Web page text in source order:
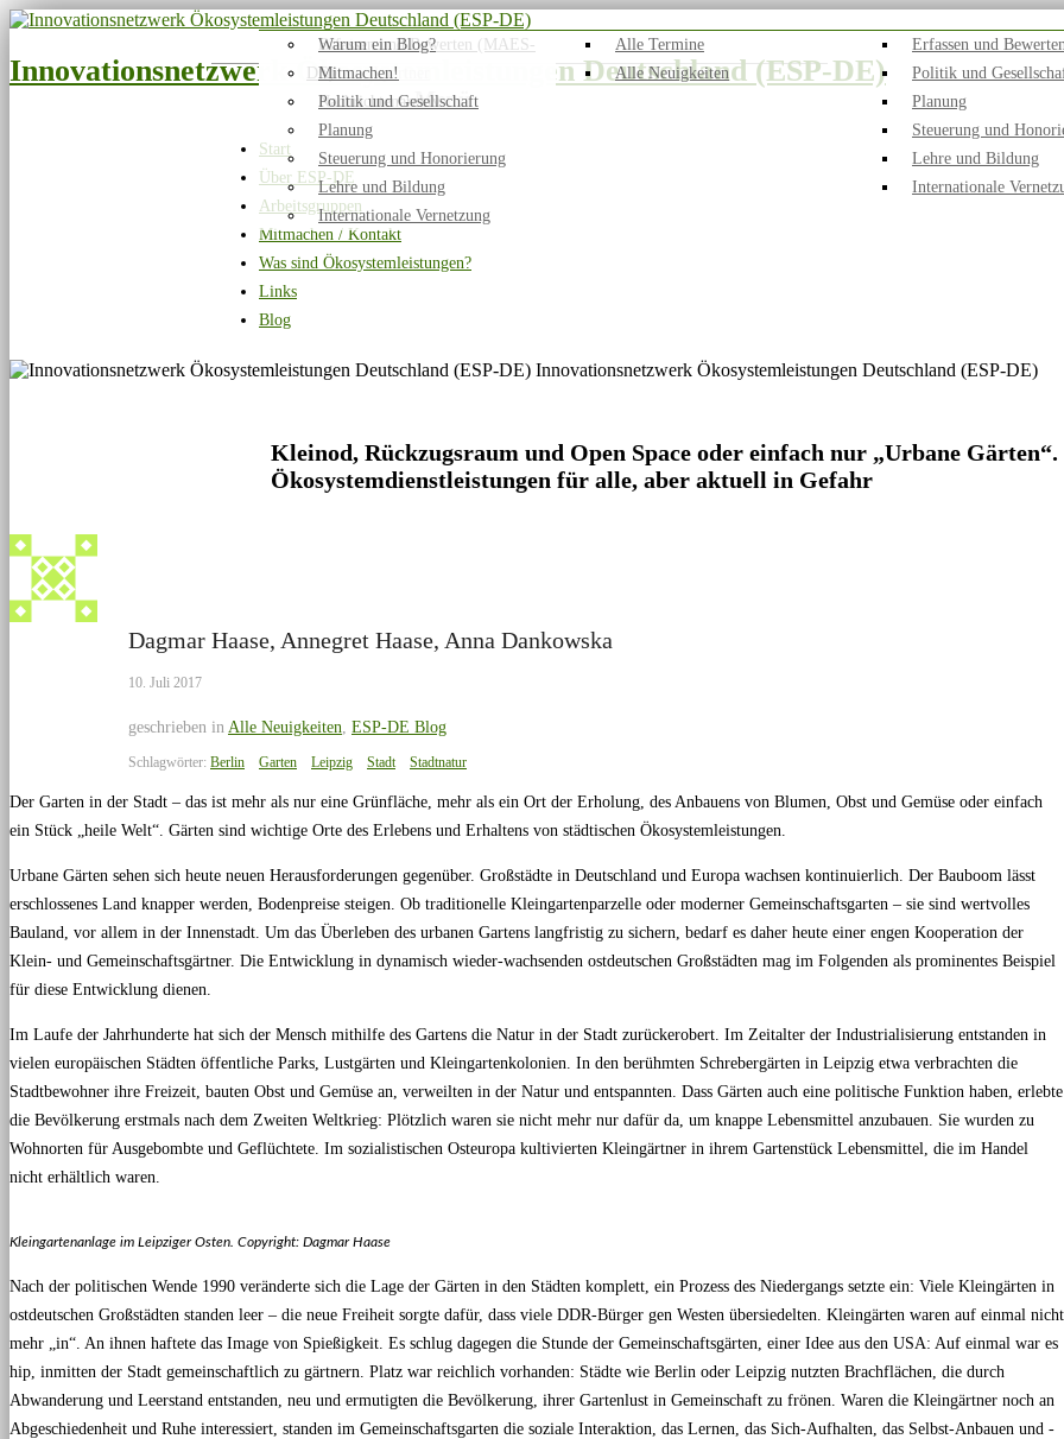
Innovationsnetzwerk Ökosystemleistungen Deutschland (ESP-DE)
Menü
Start
Über ESP-DE
Mission
Netzwerkpartner
Nachrichtenarchiv
Alle Termine
Alle Neuigkeiten
Erfassen und
Politik und
Planung
Steuerung und
Lehre und Bildung
Internationale
Arbeitsgruppen
Erfassen und Bewerten (MAES-
DE)
Politik und Gesellschaft
Planung
Steuerung und Honorierung
Lehre und Bildung
Internationale Vernetzung
Mitmachen / Kontakt
Was sind Ökosystemleistungen?
Links
Blog
Warum ein Blog?
Mitmachen!
Kleinod, Rückzugsraum und Open Space oder einfach nur „Urbane
Ökosystemdienstleistungen für alle, aber aktuell in Gefahr
Dagmar Haase, Annegret Haase, Anna Dankowska
10. Juli 2017
geschrieben in Alle Neuigkeiten ESP-DE Blog
Schlagwörter: Berlin Garten Leipzig Stadt Stadtnatur
Der Garten in der Stadt – das ist mehr als nur eine Grünfläche, mehr als ein Ort der Erholung, des Anbauens von Blumen, Obst und Gemüse oder einfach
ein Stück „heile Welt“. Gärten sind wichtige Orte des Erlebens und Erhaltens von städtischen Ökosystemleistungen.
Urbane Gärten sehen sich heute neuen Herausforderungen gegenüber. Großstädte in Deutschland und Europa wachsen kontinuierlich. Der Bauboom lässt
erschlossenes Land knapper werden, Bodenpreise steigen. Ob traditionelle Kleingartenparzelle oder moderner Gemeinschaftsgarten – sie sind wertvolles
Bauland, vor allem in der Innenstadt. Um das Überleben des urbanen Gartens langfristig zu sichern, bedarf es daher heute einer engen Kooperation der
Klein- und Gemeinschaftsgärtner. Die Entwicklung in dynamisch wieder-wachsenden ostdeutschen Großstädten mag im Folgenden als prominentes Beispiel
für diese Entwicklung dienen.
Im Laufe der Jahrhunderte hat sich der Mensch mithilfe des Gartens die Natur in der Stadt zurückerobert. Im Zeitalter der Industrialisierung entstanden in
vielen europäischen Städten öffentliche Parks, Lustgärten und Kleingartenkolonien. In den berühmten Schrebergärten in Leipzig etwa verbrachten die
Stadtbewohner ihre Freizeit, bauten Obst und Gemüse an, verweilten in der Natur und entspannten. Dass Gärten auch eine politische Funktion haben, erlebte
die Bevölkerung erstmals nach dem Zweiten Weltkrieg: Plötzlich waren sie nicht mehr nur dafür da, um knappe Lebensmittel anzubauen. Sie wurden zu
Wohnorten für Ausgebombte und Geflüchtete. Im sozialistischen Osteuropa kultivierten Kleingärtner in ihrem Gartenstück Lebensmittel, die im Handel
nicht erhältlich waren.
Kleingartenanlage im Leipziger Osten. Copyright: Dagmar Haase
Nach der politischen Wende 1990 veränderte sich die Lage der Gärten in den Städten komplett, ein Prozess des Niedergangs setzte ein: Viele Kleingärten in
ostdeutschen Großstädten standen leer – die neue Freiheit sorgte dafür, dass viele DDR-Bürger gen Westen übersiedelten. Kleingärten waren auf einmal nicht
mehr „in“. An ihnen haftete das Image von Spießigkeit. Es schlug dagegen die Stunde der Gemeinschaftsgärten, einer Idee aus den USA: Auf einmal war es
hip, inmitten der Stadt gemeinschaftlich zu gärtnern. Platz war reichlich vorhanden: Städte wie Berlin oder Leipzig nutzten Brachflächen, die durch
Abwanderung und Leerstand entstanden, neu und ermutigten die Bevölkerung, ihrer Gartenlust in Gemeinschaft zu frönen. Waren die Kleingärtner noch an
Abgeschiedenheit und Ruhe interessiert, standen im Gemeinschaftsgarten die soziale Interaktion, das Lernen, das Sich-Aufhalten, das Selbst-Anbauen und -